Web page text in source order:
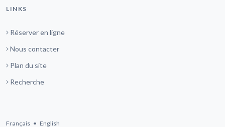
LINKS
Réserver en ligne
Nous contacter
Plan du site
Recherche
Français • English